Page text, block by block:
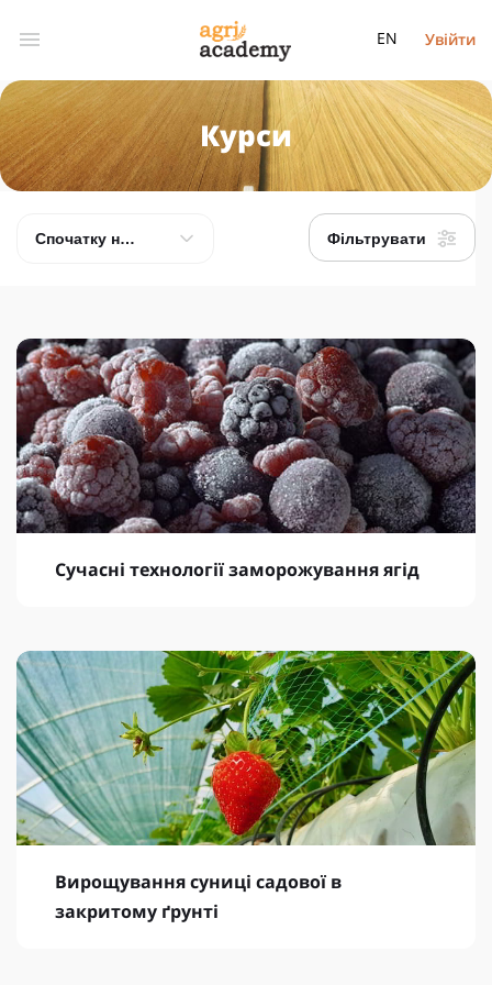
EN Увійти
Курси
Спочатку нові Фільтрувати
Сучасні технології заморожування ягід
Вирощування суниці садової в
закритому ґрунті